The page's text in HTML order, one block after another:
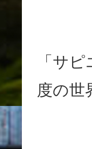
「サ
度の世